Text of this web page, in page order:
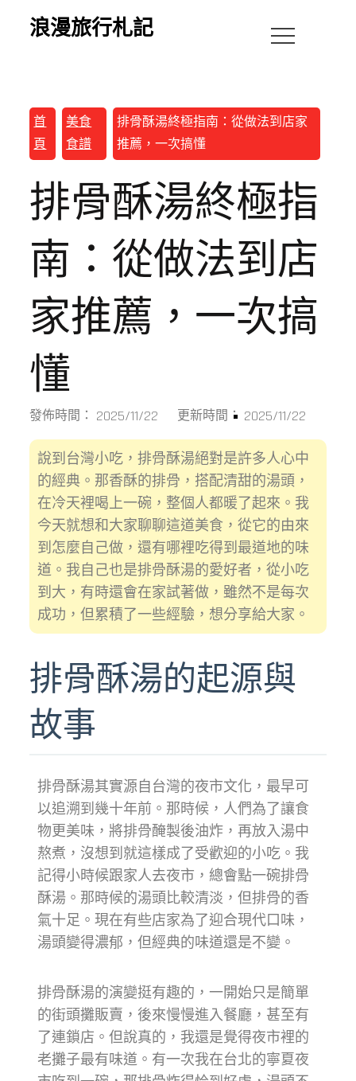
浪漫旅行札記
首
頁
美食
食譜
排骨酥湯終極指南：從做法到店家
推薦，一次搞懂
排骨酥湯終極指
南：從做法到店
家推薦，一次搞
懂
發佈時間： 2025/11/22 更新時間： 2025/11/22
說到台灣小吃，排骨酥湯絕對是許多人心中
的經典。那香酥的排骨，搭配清甜的湯頭，
在冷天裡喝上一碗，整個人都暖了起來。我
今天就想和大家聊聊這道美食，從它的由來
到怎麼自己做，還有哪裡吃得到最道地的味
道。我自己也是排骨酥湯的愛好者，從小吃
到大，有時還會在家試著做，雖然不是每次
成功，但累積了一些經驗，想分享給大家。
排骨酥湯的起源與
故事
排骨酥湯其實源自台灣的夜市文化，最早可
以追溯到幾十年前。那時候，人們為了讓食
物更美味，將排骨醃製後油炸，再放入湯中
熬煮，沒想到就這樣成了受歡迎的小吃。我
記得小時候跟家人去夜市，總會點一碗排骨
酥湯。那時候的湯頭比較清淡，但排骨的香
氣十足。現在有些店家為了迎合現代口味，
湯頭變得濃郁，但經典的味道還是不變。
排骨酥湯的演變挺有趣的，一開始只是簡單
的街頭攤販賣，後來慢慢進入餐廳，甚至有
了連鎖店。但說真的，我還是覺得夜市裡的
老攤子最有味道。有一次我在台北的寧夏夜